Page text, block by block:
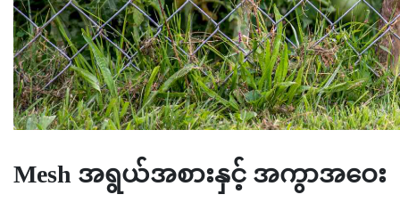
Mesh အရွယ်အစားနှင့် အကွာအဝေး